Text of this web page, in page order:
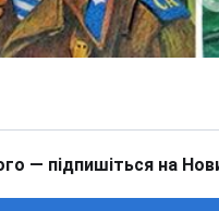
— підпишіться на